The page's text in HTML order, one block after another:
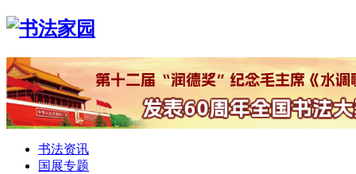
书法资讯
国展专题